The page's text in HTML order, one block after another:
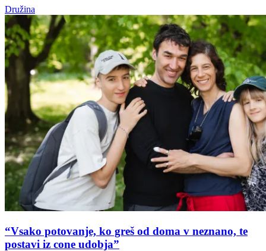
Družina
“Vsako potovanje, ko greš od doma v neznano, te
postavi iz cone udobja”